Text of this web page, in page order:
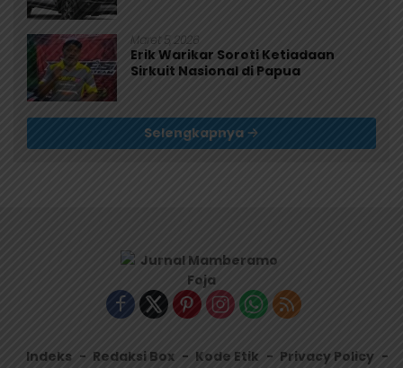
Maret 5, 2026
Erik Warikar Soroti Ketiadaan
Sirkuit Nasional di Papua
Selengkapnya
Indeks Redaksi Box Kode Etik
Privacy Policy